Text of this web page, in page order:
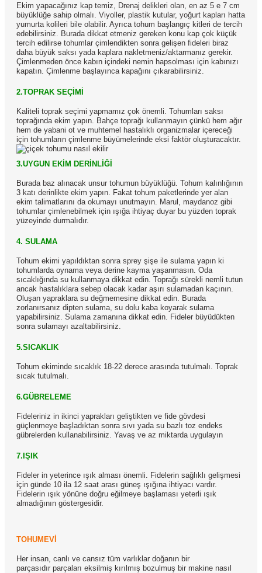
Ekim yapacağınız kap temiz, Drenaj delikleri olan, en az 5 e 7 cm
büyüklüğe sahip olmalı. Viyoller, plastik kutular, yoğurt kapları hatta
yumurta kolileri bile olabilir. Ayrıca tohum başlangıç kitleri de tercih
edebilirsiniz. Burada dikkat etmeniz gereken konu kap çok küçük
tercih edilirse tohumlar çimlendikten sonra gelişen fideleri biraz
daha büyük saksı yada kaplara nakletmeniz/aktarmanız gerekir.
Çimlenmeden önce kabın içindeki nemin hapsolması için kabınızı
kapatın. Çimlenme başlayınca kapağını çıkarabilirsiniz.
2.TOPRAK SEÇİMİ
Kaliteli toprak seçimi yapmamız çok önemli. Tohumları saksı
toprağında ekim yapın. Bahçe toprağı kullanmayın çünkü hem ağır
hem de yabani ot ve muhtemel hastalıklı organizmalar içereceği
için tohumların çimlenme büyümelerinde eksi faktör oluşturacaktır.
3.UYGUN EKİM DERİNLİĞİ
Burada baz alınacak unsur tohumun büyüklüğü. Tohum kalınlığının
3 katı derinlikte ekim yapın. Fakat tohum paketlerinde yer alan
ekim talimatlarını da okumayı unutmayın. Marul, maydanoz gibi
tohumlar çimlenebilmek için ışığa ihtiyaç duyar bu yüzden toprak
yüzeyinde durmalıdır.
4. SULAMA
Tohum ekimi yapıldıktan sonra sprey şişe ile sulama yapın ki
tohumlarda oynama veya derine kayma yaşanmasın. Oda
sıcaklığında su kullanmaya dikkat edin. Toprağı sürekli nemli tutun
ancak hastalıklara sebep olacak kadar aşırı sulamadan kaçının.
Oluşan yapraklara su değmemesine dikkat edin. Burada
zorlanırsanız dipten sulama, su dolu kaba koyarak sulama
yapabilirsiniz. Sulama zamanına dikkat edin. Fideler büyüdükten
sonra sulamayı azaltabilirsiniz.
5.SICAKLIK
Tohum ekiminde sıcaklık 18-22 derece arasında tutulmalı. Toprak
sıcak tutulmalı.
6.GÜBRELEME
Fideleriniz in ikinci yaprakları geliştikten ve fide gövdesi
güçlenmeye başladıktan sonra sıvı yada su bazlı toz endeks
gübrelerden kullanabilirsiniz. Yavaş ve az miktarda uygulayın
7.IŞIK
Fideler in yeterince ışık alması önemli. Fidelerin sağlıklı gelişmesi
için günde 10 ila 12 saat arası güneş ışığına ihtiyacı vardır.
Fidelerin ışık yönüne doğru eğilmeye başlaması yeterli ışık
almadığının göstergesidir.
TOHUMEVİ
Her insan, canlı ve cansız tüm varlıklar doğanın bir
parçasıdır parçaları eksilmiş kırılmış bozulmuş bir makine nasıl